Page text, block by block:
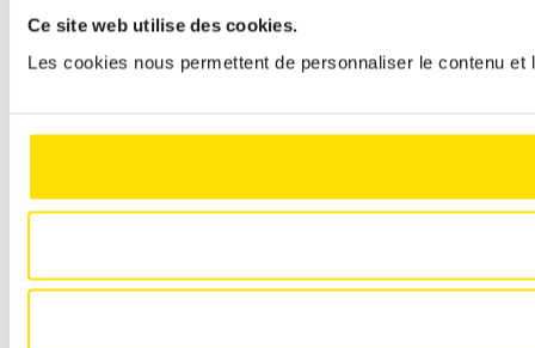
Ce site web utilise des cookies.
Les cookies nous permettent de personnaliser le contenu